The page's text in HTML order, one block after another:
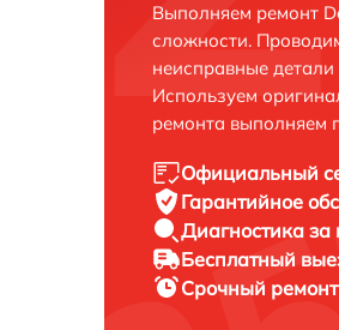
Выполняем ремонт
сложности.
неисправные детали
Используем
ремонта выполняем
Официальный
Гарантийное
Диагностика за
Бесплатный
Срочный ремонт